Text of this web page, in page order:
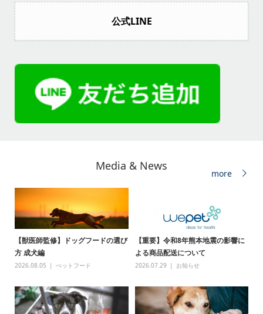
公式LINE
Media & News
more
【獣医師監修】ドッグフードの選び
方 成犬編
2026.08.05 ぺットフード
【重要】令和8年熊本地震の影響に
よる商品配送について
2026.07.29 お知らせ